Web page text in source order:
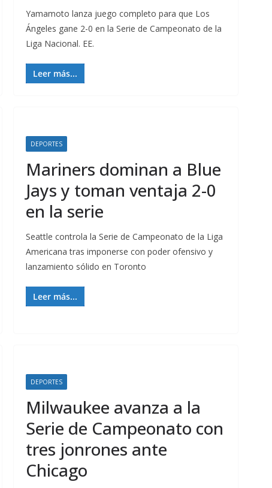
Yamamoto lanza juego completo para que Los
Ángeles gane 2-0 en la Serie de Campeonato de la
Liga Nacional. EE.
Leer más...
DEPORTES
Mariners dominan a Blue
Jays y toman ventaja 2-0
en la serie
Seattle controla la Serie de Campeonato de la Liga
Americana tras imponerse con poder ofensivo y
lanzamiento sólido en Toronto
Leer más...
DEPORTES
Milwaukee avanza a la
Serie de Campeonato con
tres jonrones ante
Chicago